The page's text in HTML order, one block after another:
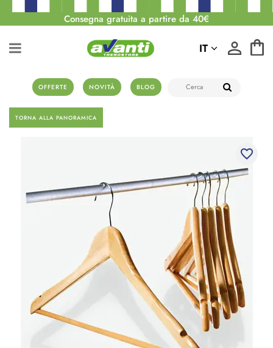
Consegna gratuita a partire da 40€
OFFERTE NOVITÀ BLOG
IT
TORNA ALLA PANORAMICA
favorite_border